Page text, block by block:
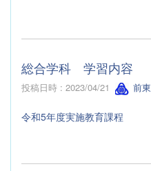
総合学科 学習内容
投稿日時 : 2023/04/21 前東
令和5年度実施教育課程